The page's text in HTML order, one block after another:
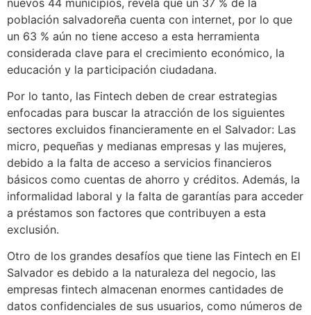
población salvadoreña cuenta con internet, por lo que
un 63 % aún no tiene acceso a esta herramienta
considerada clave para el crecimiento económico, la
educación y la participación ciudadana.
Por lo tanto, las Fintech deben de crear estrategias
enfocadas para buscar la atracción de los siguientes
sectores excluidos financieramente en el Salvador: Las
micro, pequeñas y medianas empresas y las mujeres,
debido a la falta de acceso a servicios financieros
básicos como cuentas de ahorro y créditos. Además, la
informalidad laboral y la falta de garantías para acceder
a préstamos son factores que contribuyen a esta
exclusión.
Otro de los grandes desafíos que tiene las Fintech en El
Salvador es debido a la naturaleza del negocio, las
empresas fintech almacenan enormes cantidades de
datos confidenciales de sus usuarios, como números de